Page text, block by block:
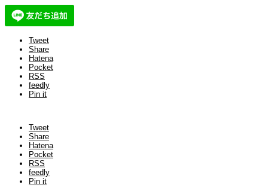
Tweet
Share
Hatena
Pocket
RSS
feedly
Pin it
Tweet
Share
Hatena
Pocket
RSS
feedly
Pin it